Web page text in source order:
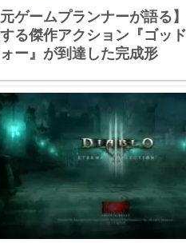
元ゲームプランナーが語る
る傑作アクション『ゴッ
ー』が到達した完成形